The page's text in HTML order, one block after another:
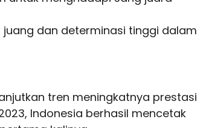
dan determinasi tinggi dalam
tren meningkatnya prestasi
Indonesia berhasil mencetak